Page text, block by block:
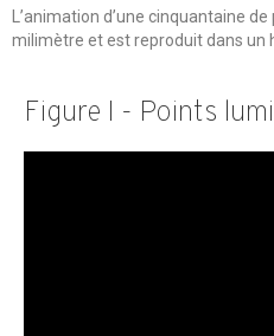
L’animation d’une cinquantaine
milimètre et est reproduit dans un
Figure I - Points